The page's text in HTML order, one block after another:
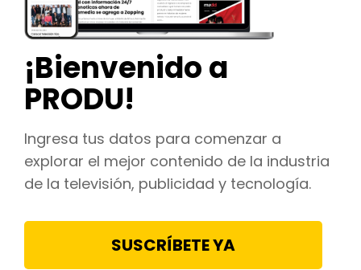
¡Bienvenido a
PRODU!
Ingresa tus datos para comenzar a
explorar el mejor contenido de la industria
de la televisión, publicidad y tecnología.
SUSCRÍBETE YA